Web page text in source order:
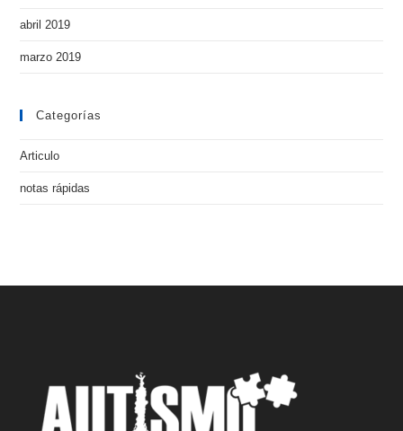
abril 2019
marzo 2019
Categorías
Articulo
notas rápidas